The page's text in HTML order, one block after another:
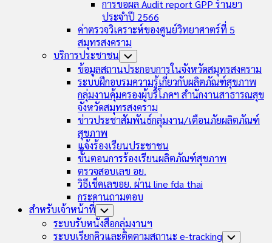
การขอผล Audit report GPP ร้านยา
ประจำปี 2566
ค่าตรวจวิเคราะห์ของศูนย์วิทยาศาตร์ที่ 5
สมุทรสงคราม
บริการประชาชน Toggle
Child
Menu
ข้อมูลสถานประกอบการในจังหวัดสมุทรสงคราม
ระบบฝึกอบรมความรู้เกี่ยวกับผลิตภัณฑ์สุขภาพ
กลุ่มงานคุ้มครองผู้บริโภคฯ สำนักงานสาธารณสุข
จังหวัดสมุทรสงคราม
ข่าวประชาสัมพันธ์กลุ่มงาน/เตือนภัยผลิตภัณฑ์
สุขภาพ
แจ้งร้องเรียนประชาชน
ขั้นตอนการร้องเรียนผลิตภัณฑ์สุขภาพ
ตรวจสอบเลข อย.
วิธีเช็คเลขอย. ผ่าน line fda thai
กระดานถามตอบ
สำหรับเจ้าหน้าที่ Toggle
Child
Menu
ระบบรับหนังสือกลุ่มงานฯ
ระบบเรียกคิวและติดตามสถานะ e-tracking Toggle